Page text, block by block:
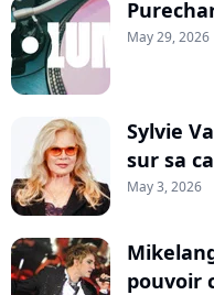
May 29, 2026
Sylvie
sur sa
May 3, 2026
pouvoir